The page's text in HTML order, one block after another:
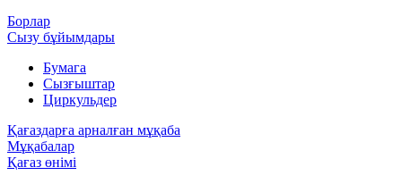
Борлар
Сызу бұйымдары
Бумага
Сызғыштар
Циркульдер
Қағаздарға арналған мұқаба
Мұқабалар
Қағаз өнімі